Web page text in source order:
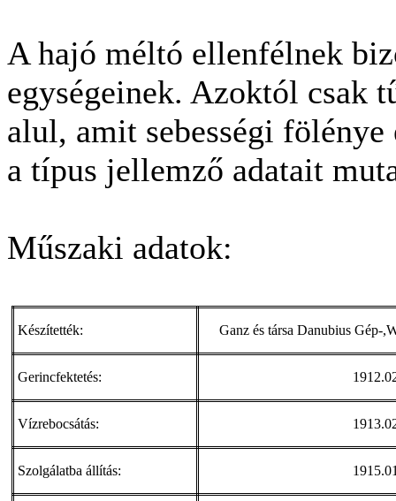
A hajó méltó ellenfélnek
egységeinek. Azoktól csak
alul, amit sebességi
a típus jellemző adatait
Műszaki adatok:
Készítették: Ganz és társa Danubius Gép-
Gerincfektetés:
Vízrebocsátás:
Szolgálatba állítás: